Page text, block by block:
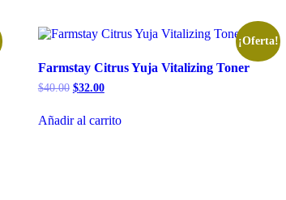
¡Oferta!
Farmstay Citrus Yuja Vitalizing Toner
$40.00 El
era:
$32.00El
es:
Añadir al carrito